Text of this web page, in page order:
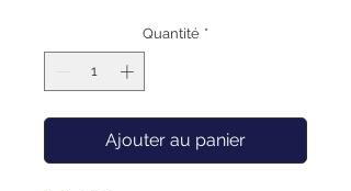
Quantité *
Ajouter au panier